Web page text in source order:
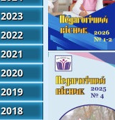
2023
2022
2021
2020
2019
2018